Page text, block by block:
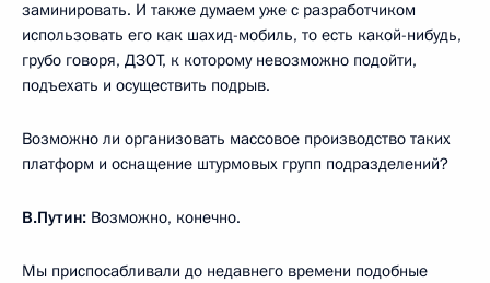
заминировать. И также думаем уже с разработчиком
использовать его как шахид-мобиль, то есть какой-нибудь,
грубо говоря, ДЗОТ, к которому невозможно подойти,
подъехать и осуществить подрыв.
Возможно ли организовать массовое производство таких
платформ и оснащение штурмовых групп подразделений?
В.Путин: Возможно, конечно.
Мы приспосабливали до недавнего времени подобные